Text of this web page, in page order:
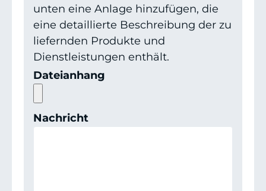
unten eine Anlage hinzufügen, die
eine detaillierte Beschreibung der zu
liefernden Produkte und
Dienstleistungen enthält.
Dateianhang
Nachricht